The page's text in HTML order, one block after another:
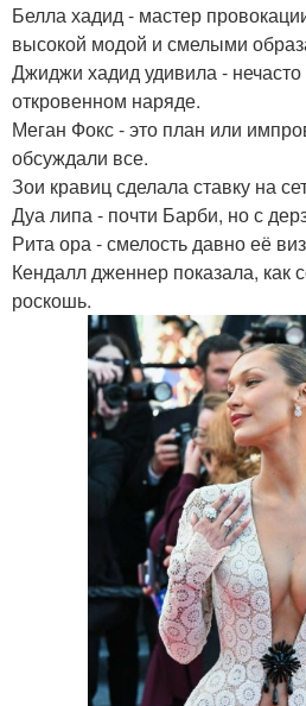
Белла хадид - мастер
высокой модой и смелыми
Джиджи хадид удивила -
откровенном наряде.
Меган Фокс - это план или
обсуждали все.
Зои кравиц сделала ставку на
Дуа липа - почти Барби, но с
Рита ора - смелость давно её
Кендалл дженнер показала, как
роскошь.